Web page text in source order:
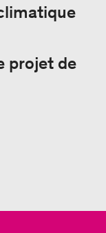
projet de